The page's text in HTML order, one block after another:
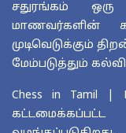
சதுரங்கம் ஒரு
மாணவர்களின்
முடிவெடுக்கும்
மேம்படுத்தும் கல்வி
Chess in Tamil |